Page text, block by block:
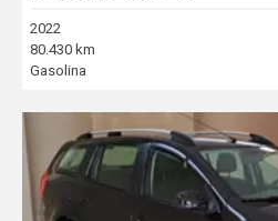
2022
80.430 km
Gasolina